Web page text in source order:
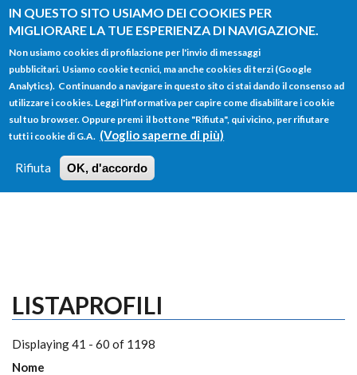
IN QUESTO SITO USIAMO DEI COOKIES PER
MIGLIORARE LA TUE ESPERIENZA DI NAVIGAZIONE.
Non usiamo cookies di profilazione per l'invio di messaggi
pubblicitari. Usiamo cookie tecnici, ma anche cookies di terzi (Google
Analytics). Continuando a navigare in questo sito ci stai dando il consenso ad
utilizzare i cookies. Leggi l'informativa per capire come disabilitare i cookie
sul tuo browser. Oppure premi il bottone "Rifiuta", qui vicino, per rifiutare
tutti i cookie di G.A. (Voglio saperne di più)
Rifiuta OK, d'accordo
Salta al contenuto principale
FORM
DI
RICERCA
Main menu
HOME TUTTI I PROFILI
LOGIN
LISTAPROFILI
Displaying 41 - 60 of 1198
Nome